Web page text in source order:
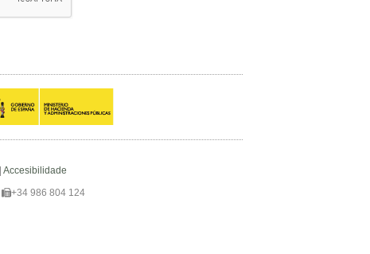
Accesibilidade
+34 986 804 124